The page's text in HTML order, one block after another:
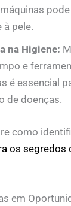
à pele.
na Higiene:
e
é essencial
de doenças.
como
os segredos
em